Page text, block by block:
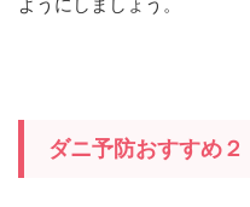
ようにしましょう。
ダニ予防おすすめ２